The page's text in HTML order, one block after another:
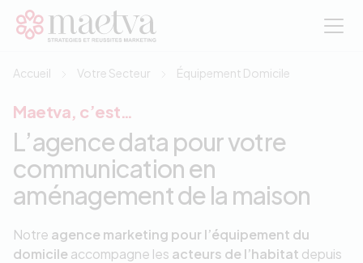
Aller au contenu principal
Accueil Votre Secteur Équipement Domicile
Maetva, c’est…
L’agence data pour votre
communication en
aménagement de la maison
Notre agence marketing pour l’équipement du
domicile accompagne les acteurs de l’habitat depuis